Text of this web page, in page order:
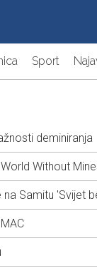
Sport
deminiranja
Without
na Samitu 'Svijet